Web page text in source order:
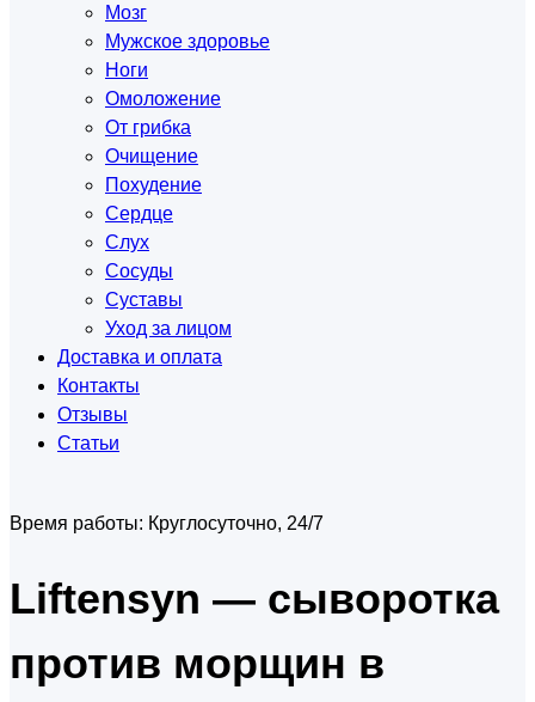
Мозг
Мужское здоровье
Ноги
Омоложение
От грибка
Очищение
Похудение
Сердце
Слух
Сосуды
Суставы
Уход за лицом
Доставка и оплата
Контакты
Отзывы
Статьи
Время работы: Круглосуточно, 24/7
Liftensyn — сыворотка
против морщин в